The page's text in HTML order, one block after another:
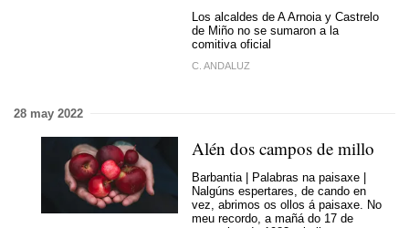
Los alcaldes de A Arnoia y Castrelo
de Miño no se sumaron a la
comitiva oficial
C. ANDALUZ
28 may 2022
Alén dos campos de millo
Barbantia | Palabras na paisaxe |
Nalgúns espertares, de cando en
vez, abrimos os ollos á paisaxe. No
meu recordo, a mañá do 17 de